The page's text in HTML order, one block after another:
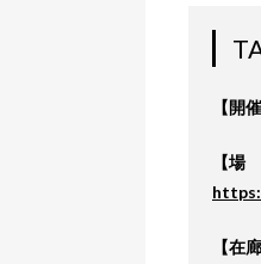
【開
【場
【在